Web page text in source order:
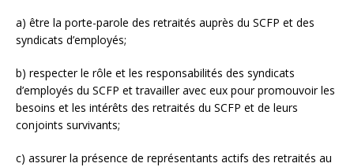
a) être la porte-parole des retraités auprès du SCFP et des
syndicats d’employés;
b) respecter le rôle et les responsabilités des syndicats
d’employés du SCFP et travailler avec eux pour promouvoir les
besoins et les intérêts des retraités du SCFP et de leurs
conjoints survivants;
c) assurer la présence de représentants actifs des retraités au